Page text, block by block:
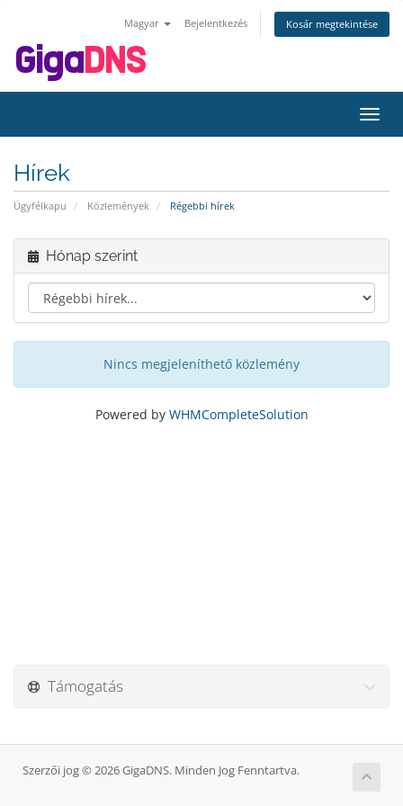
Magyar Bejelentkezés Kosár megtekintése
a
Hírek
Ügyfélkapu Közlemények Régebbi hírek
Hónap szerint
Nincs megjeleníthető közlemény
Powered by WHMCompleteSolution
Támogatás
Szerzői jog © 2026 GigaDNS. Minden Jog Fenntartva.